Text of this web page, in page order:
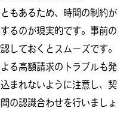
もあるため、時間の制約が
るのが現実的です。事前の
しておくとスムーズです。
る高額請求のトラブルも発
まれないように注意し、契
の認識合わせを行いましょ